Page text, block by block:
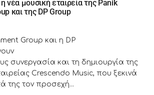
νέα μουσική εταιρεία της Panik
και της DP Group
Group και η DP
συνεργασία και τη δημιουργία της
Crescendo Music, που ξεκινά
της τον προσεχή...